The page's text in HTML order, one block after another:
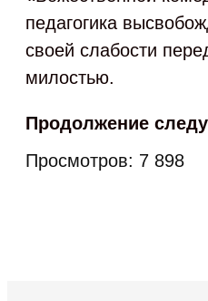
педагогика
своей слабости
милостью.
Продолжение
Просмотров: 7 898